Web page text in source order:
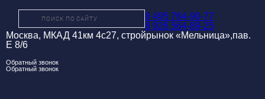
8 495 764-90-77
8 926 564-89-25
Москва, МКАД 41км 4с27, стройрынок «Мельница»,пав.
Е 8/6
Обратный звонок
Обратный звонок